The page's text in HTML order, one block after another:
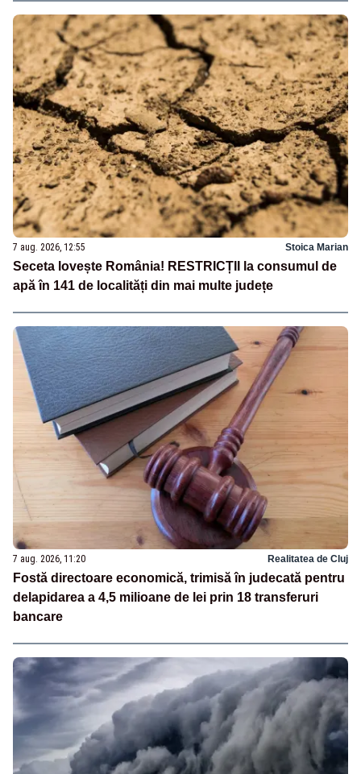
7 aug. 2026, 12:55 Stoica Marian
Seceta lovește România! RESTRICȚII la consumul de
apă în 141 de localități din mai multe județe
7 aug. 2026, 11:20 Realitatea de Cluj
Fostă directoare economică, trimisă în judecată pentru
delapidarea a 4,5 milioane de lei prin 18 transferuri
bancare